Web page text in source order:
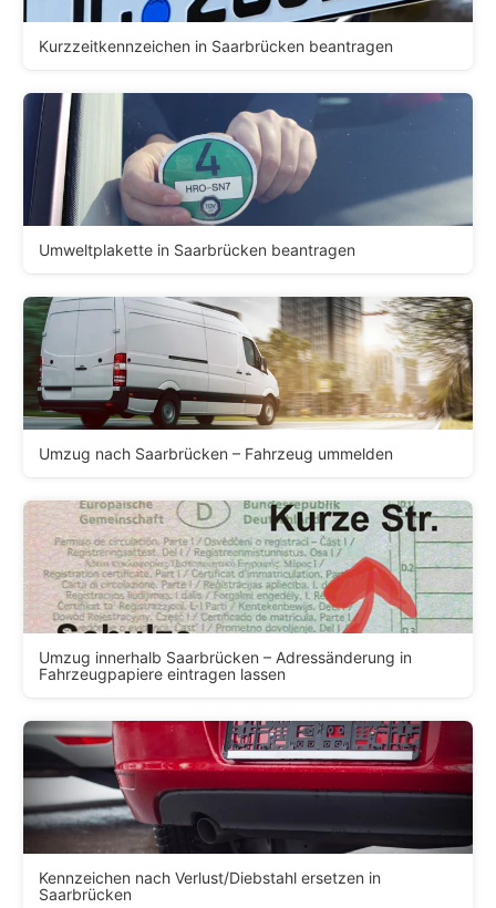
Kurzzeitkennzeichen in Saarbrücken beantragen
Umweltplakette in Saarbrücken beantragen
Umzug nach Saarbrücken – Fahrzeug ummelden
Umzug innerhalb Saarbrücken – Adressänderung in
Fahrzeugpapiere eintragen lassen
Kennzeichen nach Verlust/Diebstahl ersetzen in
Saarbrücken